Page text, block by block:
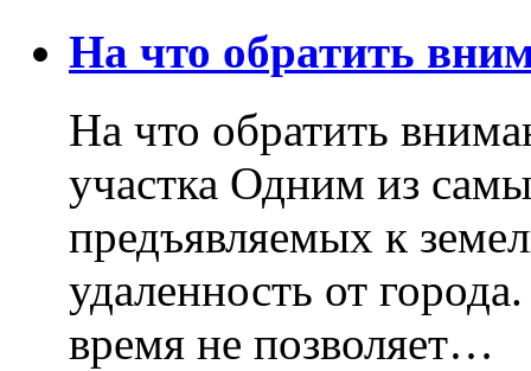
На что обратить
На что обратить
участка Одним из
предъявляемых к
удаленность от
время не позволяет…